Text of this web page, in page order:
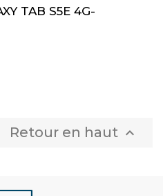
TAB S5E 4G-
Retour en haut 